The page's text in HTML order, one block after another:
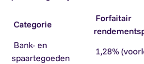
Categorie
Forfaitair
Bank- en
spaartegoeden
1,28%